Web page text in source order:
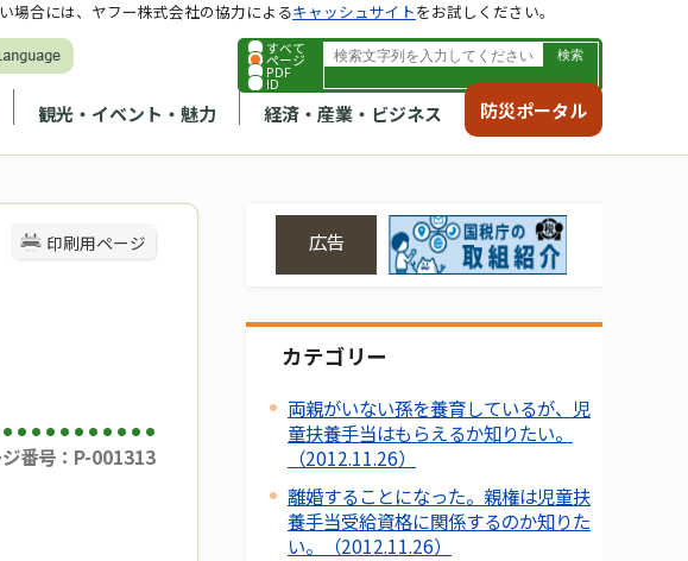
すべて
ページ
PDF
ID
観光・イベント・魅力 経済・産業・ビジネス 防災ポータル
場合には、ヤフー株式会社の協力によるキャッシュサイトをお試しください。
印刷用ページ
番号：P-001313
広告
カテゴリー
両親がいない孫を養育しているが、児
童扶養手当はもらえるか知りたい。
（2012.11.26）
離婚することになった。親権は児童扶
養手当受給資格に関係するのか知りた
い。（2012.11.26）